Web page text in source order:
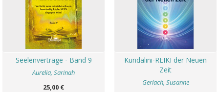
Seelenverträge - Band 9
Aurelia, Sarinah
25,00 €
Kundalini-REIKI der Neuen
Zeit
Gerlach, Susanne